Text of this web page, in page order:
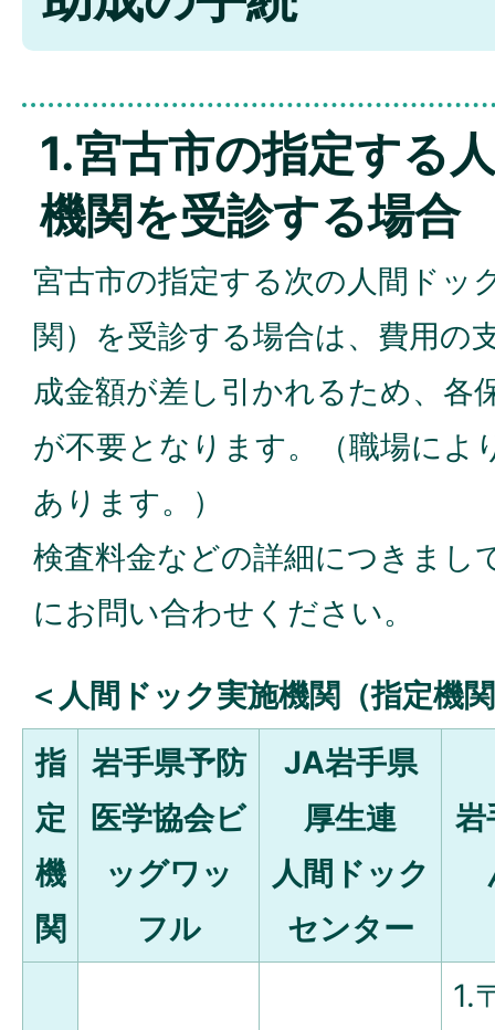
1.宮古市の指定する
機関を受診する場合
宮古市の指定する次の人間ドッ
関）を受診する場合は、費用の
成金額が差し引かれるため、各
が不要となります。（職場によ
あります。）
検査料金などの詳細につきまし
にお問い合わせください。
＜人間ドック実施機関（指定機
指
定
機
関
岩手県予防
医学協会ビ
ッグワッ
フル
JA岩手県
厚生連
人間ドック
センター
岩
1.